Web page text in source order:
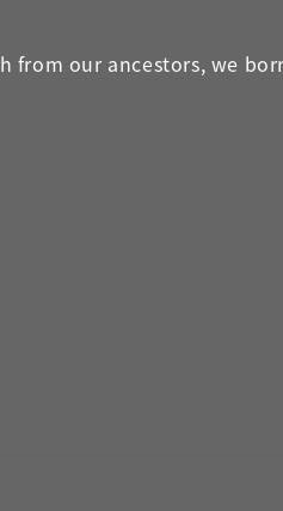
from our ancestors, we